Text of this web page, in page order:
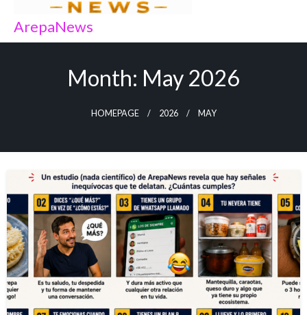
ArepaNews
Month: May 2026
HOMEPAGE 2026 MAY